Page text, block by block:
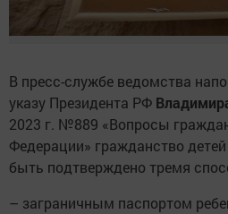
В пресс-службе ведомства
указу Президента РФ
2023 г. №889 «Вопросы
Федерации» гражданство
быть подтверждено тремя
– заграничным паспортом